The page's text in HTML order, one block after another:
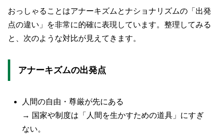
おっしゃることはアナーキズムとナショナリズムの「出発
点の違い」を非常に的確に表現しています。整理してみる
と、次のような対比が見えてきます。
アナーキズムの出発点
人間の自由・尊厳が先にある
→ 国家や制度は「人間を生かすための道具」にすぎ
ない。